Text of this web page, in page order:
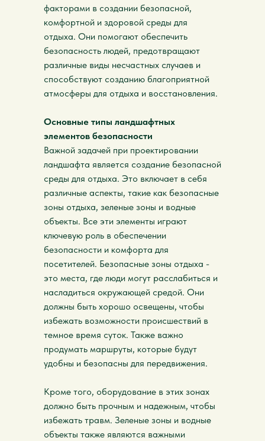
факторами в создании безопасной,
комфортной и здоровой среды для
отдыха. Они помогают обеспечить
безопасность людей, предотвращают
различные виды несчастных случаев и
способствуют созданию благоприятной
атмосферы для отдыха и восстановления.
Основные типы ландшафтных
элементов безопасности
Важной задачей при проектировании
ландшафта является создание безопасной
среды для отдыха. Это включает в себя
различные аспекты, такие как безопасные
зоны отдыха, зеленые зоны и водные
объекты. Все эти элементы играют
ключевую роль в обеспечении
безопасности и комфорта для
посетителей. Безопасные зоны отдыха -
это места, где люди могут расслабиться и
насладиться окружающей средой. Они
должны быть хорошо освещены, чтобы
избежать возможности происшествий в
темное время суток. Также важно
продумать маршруты, которые будут
удобны и безопасны для передвижения.
Кроме того, оборудование в этих зонах
должно быть прочным и надежным, чтобы
избежать травм. Зеленые зоны и водные
объекты также являются важными